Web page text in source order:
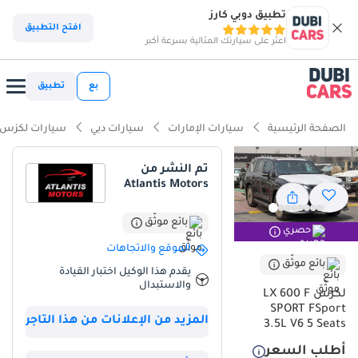
تطبيق دوبي كارز
اعثر على سيارتك المثالية بسرعة أكبر
افتح التطبيق
بع تطبيق
الصفحة الرئيسية سيارات الإمارات سيارات دبي سيارات لكزس
حصري
بائع موثّق
لكزس LX 600 F
SPORT FSport
3.5L V6 5 Seats
أطلب السعر
تم النشر من
Atlantis Motors
بائع موثّق
الموقع والاتجاهات
يقدم هذا الوكيل اختبار القيادة
والاستبدال
المزيد من الإعلانات من هذا التاجر
ذكاء دوبي كارز
ذكاء دوبيكارز
أحدث أنظمة ADAS قياسية
مؤهلة فعلياً للسير على الطرق الوعرة
أقل نسبة انخفاض في القيمة في الفئة
ملخص
تعتبر هذه السيارة الخيار الأمثل لمن يبحث عن الفخامة المطلقة مع أداء
رياضي لا يضاهى، خاصة وأنها تأتي بمواصفات خليجية تلائم تماماً
التضاريس والظروف المناخية في المنطقة. بفضل لونها الأسود الملكي